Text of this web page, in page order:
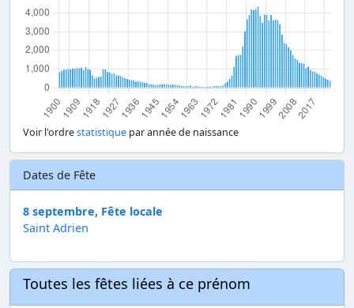
Voir l'ordrestatistique par année de naissance
Dates de Fête
8 septembre, Fête locale
Saint Adrien
Toutes les fêtes liées à ce prénom